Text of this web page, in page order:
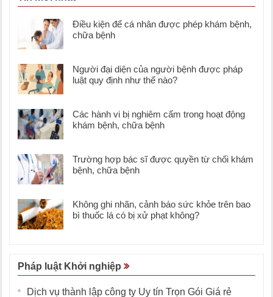
Điều kiện để cá nhân được phép khám bệnh,
chữa bệnh
Người đại diện của người bệnh được pháp
luật quy định như thế nào?
Các hành vi bị nghiêm cấm trong hoạt động
khám bệnh, chữa bệnh
Trường hợp bác sĩ được quyền từ chối khám
bệnh, chữa bệnh
Không ghi nhãn, cảnh báo sức khỏe trên bao
bì thuốc lá có bị xử phạt không?
Pháp luật Khởi nghiệp
Dịch vụ thành lập công ty Uy tín Trọn Gói Giá rẻ